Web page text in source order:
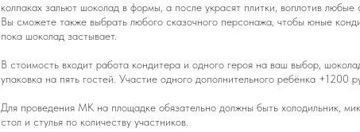
колпаках зальют шоколад в формы, а после украсят плитки, воплотив любые
Вы сможете также выбрать любого сказочного персонажа, чтобы юные
пока шоколад застывает.
В стоимость входит работа кондитера и одного героя на ваш выбор,
упаковка на пять гостей. Участие одного дополнительного ребёнка +1200
Для проведения МК на площадке обязательно должны быть холодильник,
стол и стулья по количеству участников.